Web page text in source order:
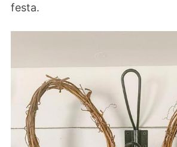
festa.